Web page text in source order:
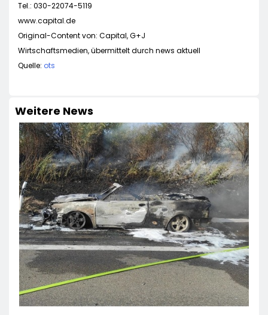
Tel.: 030-22074-5119
www.capital.de
Original-Content von: Capital, G+J
Wirtschaftsmedien, übermittelt durch news aktuell
Quelle: ots
Weitere News